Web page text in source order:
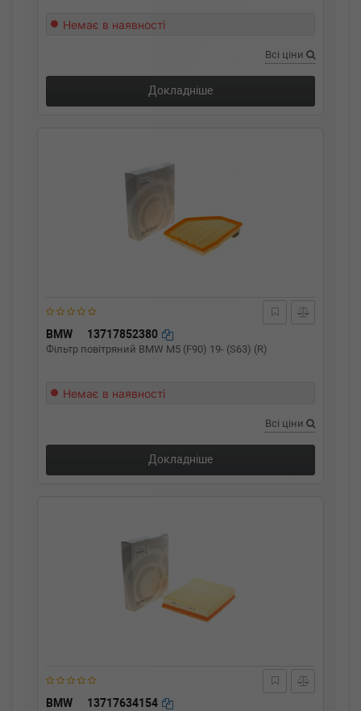
Немає в наявності
Всі ціни
Докладніше
BMW 13717852380
Фільтр повітряний BMW M5 (F90) 19- (S63) (R)
Немає в наявності
Всі ціни
Докладніше
BMW 13717634154